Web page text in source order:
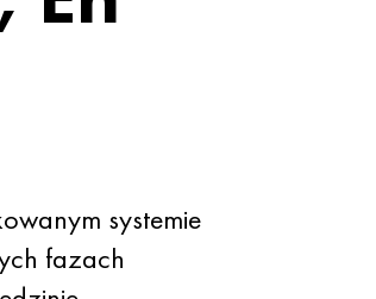
systemie
fazach